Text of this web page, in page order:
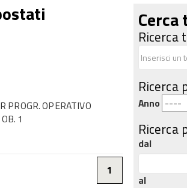
PROGR. OPERATIVO
1
1
Ricerca
Ricerca
Anno
Ricerca
dal
al